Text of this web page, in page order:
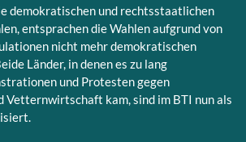
demokratischen und rechtsstaatlichen
entsprachen die Wahlen aufgrund von
nicht mehr demokratischen
Länder, in denen es zu lang
und Protesten gegen
kam, sind im BTI nun als